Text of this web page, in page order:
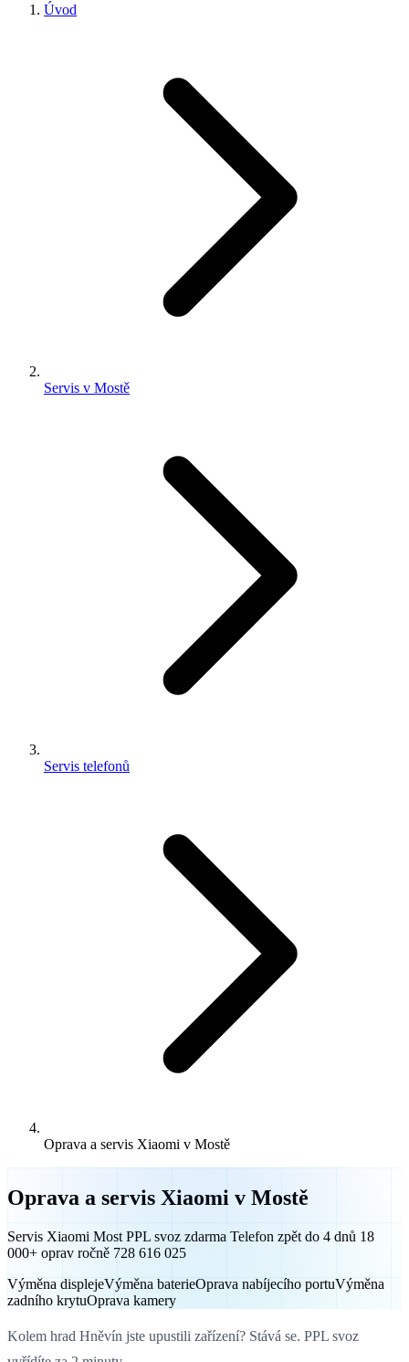
Úvod
Servis v Mostě
Servis telefonů
Oprava a servis Xiaomi v Mostě
Oprava a servis Xiaomi v Mostě
Servis Xiaomi Most PPL svoz zdarma Telefon zpět do 4 dnů 18
000+ oprav ročně 728 616 025
Výměna displejeVýměna baterieOprava nabíjecího portuVýměna
zadního krytuOprava kamery
Kolem hrad Hněvín jste upustili zařízení? Stává se. PPL svoz